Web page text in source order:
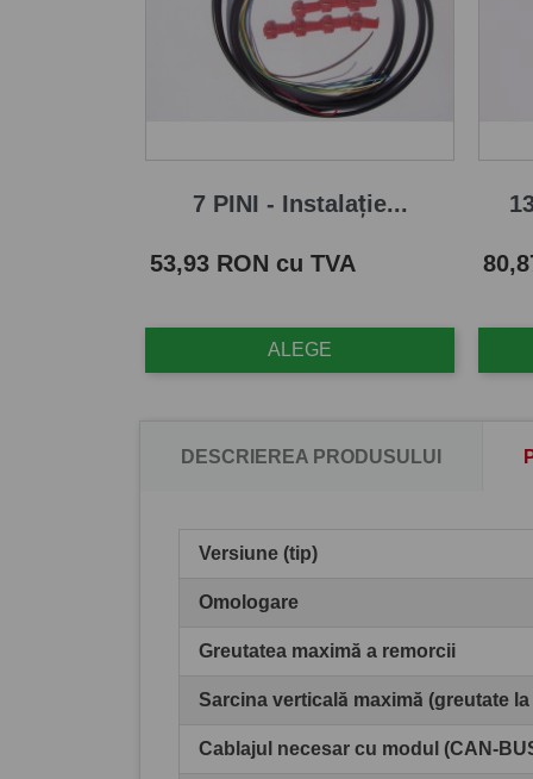
7 PINI - Instalație...
Pret
53,93 RON cu TVA
ALEGE
Pret
DESCRIEREA PRODUSULUI
Versiune (tip)
Omologare
Greutatea maximă a remorcii
Sarcina verticală maximă (greutate
Cablajul necesar cu modul (CAN-